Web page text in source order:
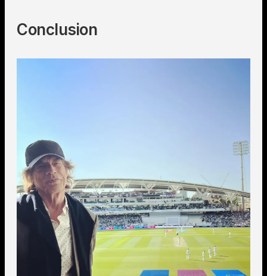
Conclusion